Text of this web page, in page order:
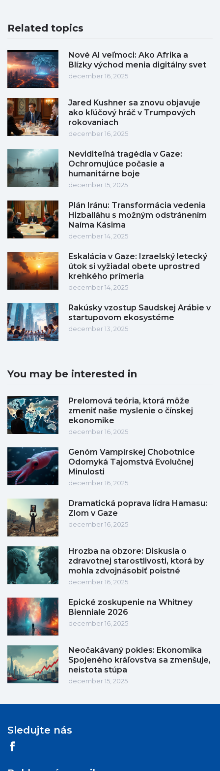
Related topics
Nové AI veľmoci: Ako Afrika a
Blízky východ menia digitálny svet
december 16, 2025
Jared Kushner sa znovu objavuje
ako kľúčový hráč v Trumpových
rokovaniach
december 16, 2025
Neviditeľná tragédia v Gaze:
Ochromujúce počasie a
humanitárne boje
december 15, 2025
Plán Iránu: Transformácia vedenia
Hizballáhu s možným odstránením
Naíma Kásima
december 14, 2025
Eskalácia v Gaze: Izraelský letecký
útok si vyžiadal obete uprostred
krehkého prímeria
december 14, 2025
Rakúsky vzostup Saudskej Arábie v
startupovom ekosystéme
december 13, 2025
You may be interested in
Prelomová teória, ktorá môže
zmeniť naše myslenie o čínskej
ekonomike
december 16, 2025
Genóm Vampírskej Chobotnice
Odomyká Tajomstvá Evolučnej
Minulosti
december 16, 2025
Dramatická poprava lídra Hamasu:
Zlom v Gaze
december 16, 2025
Hrozba na obzore: Diskusia o
zdravotnej starostlivosti, ktorá by
mohla zdvojnásobiť poistné
december 16, 2025
Epické zoskupenie na Whitney
Bienniale 2026
december 16, 2025
Neočakávaný pokles: Ekonomika
Spojeného kráľovstva sa zmenšuje,
neistota stúpa
december 15, 2025
Sledujte nás